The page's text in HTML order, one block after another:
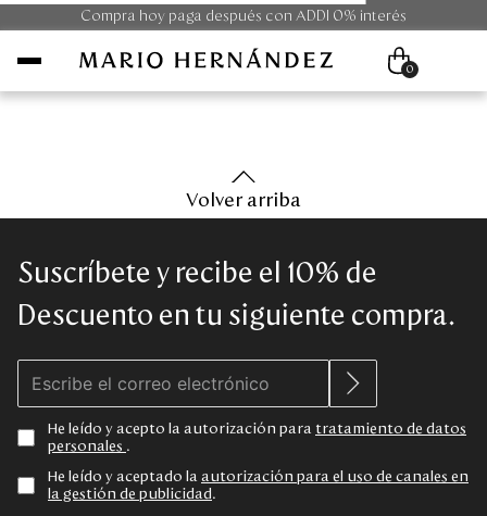
Compra hoy paga después con ADDI 0% interés
Hombre
Unisex
Colecciones
Outlet
Disney
0
Volver arriba
Suscríbete y recibe el 10% de
Descuento en tu siguiente compra.
He leído y acepto la autorización para tratamiento de datos
personales .
He leído y aceptado la autorización para el uso de canales en
la gestión de publicidad .